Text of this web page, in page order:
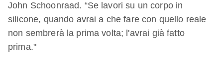
John Schoonraad. “Se lavori su un corpo in
silicone, quando avrai a che fare con quello reale
non sembrerà la prima volta; l'avrai già fatto
prima."